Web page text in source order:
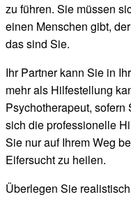
zu führen. Sie müssen
einen Menschen gibt,
das sind Sie.
Ihr Partner kann Sie in
mehr als Hilfestellung
Psychotherapeut,
sich die professionelle
Sie nur auf Ihrem Weg
Eifersucht zu heilen.
Überlegen Sie